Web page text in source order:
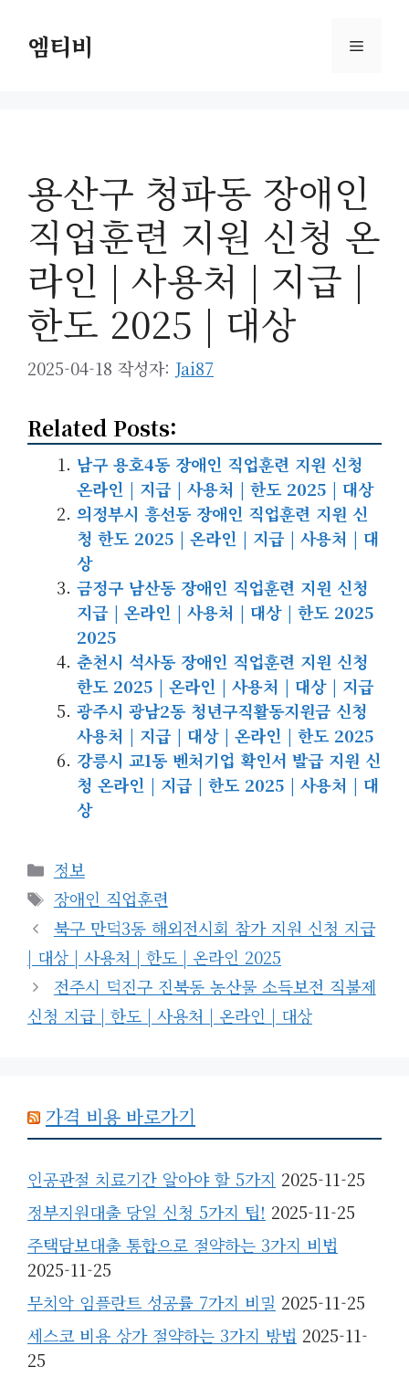
엠티비 메
용산구 청파동 장애인
직업훈련 지원 신청 온
라인 | 사용처 | 지급 |
한도 2025 | 대상
2025-04-18 작성자: Jai87
Related Posts:
남구 용호4동 장애인 직업훈련 지원 신청
온라인 | 지급 | 사용처 | 한도 2025 | 대상
의정부시 흥선동 장애인 직업훈련 지원 신
청 한도 2025 | 온라인 | 지급 | 사용처 | 대
상
금정구 남산동 장애인 직업훈련 지원 신청
지급 | 온라인 | 사용처 | 대상 | 한도 2025
2025
춘천시 석사동 장애인 직업훈련 지원 신청
한도 2025 | 온라인 | 사용처 | 대상 | 지급
광주시 광남2동 청년구직활동지원금 신청
사용처 | 지급 | 대상 | 온라인 | 한도 2025
강릉시 교1동 벤처기업 확인서 발급 지원 신
청 온라인 | 지급 | 한도 2025 | 사용처 | 대
상
카
테
고
리
정보
태
그
장애인 직업훈련
북구 만덕3동 해외전시회 참가 지원 신청 지급
| 대상 | 사용처 | 한도 | 온라인 2025
전주시 덕진구 진북동 농산물 소득보전 직불제
신청 지급 | 한도 | 사용처 | 온라인 | 대상
가격 비용 바로가기
인공관절 치료기간 알아야 할 5가지 2025-11-25
정부지원대출 당일 신청 5가지 팁! 2025-11-25
주택담보대출 통합으로 절약하는 3가지 비법
2025-11-25
무치악 임플란트 성공률 7가지 비밀 2025-11-25
세스코 비용 상가 절약하는 3가지 방법 2025-11-
25